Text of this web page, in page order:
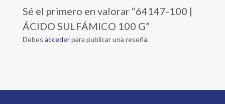
Sé el primero en valorar “64147-100 |
ÁCIDO SULFÁMICO 100 G”
Debes accederpara publicar una reseña.